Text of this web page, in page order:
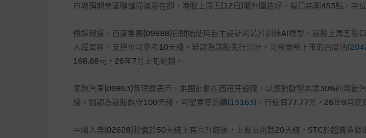
市場預期美國聯儲局減息在即，港股上周五(12日)隨外圍造好，裂口高開453點，
傳媒報道，百度集團(09888)已開始使用自主設計的芯片訓練AI模型，該股上周五
入超買區，支持位可參考10天綫。若認為該股先行回吐，可留意新上市的百度沽
168.88元，26年7月上旬到期。
零跑汽車(09863)管理層表示，集團計劃在西班牙設廠，以應對歐盟高達30%的電
綫。如認為該股能守100天綫，可留意零跑購(15163) ，行使價77.77元，26年9月底
中國人壽(02628)股價於50天綫上有回升跡象，上周五挑戰20天綫，STC於超賣區